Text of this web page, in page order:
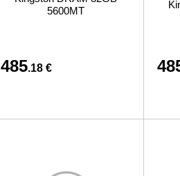
связано с покупкой или доставкой
5600MT
485.18 €